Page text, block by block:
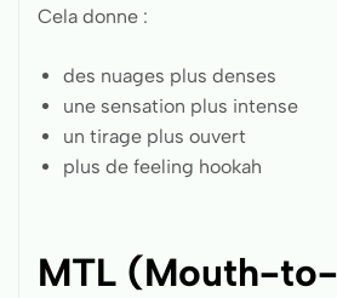
Cela donne :
des nuages plus denses
une sensation plus intense
un tirage plus ouvert
plus de feeling hookah
MTL (Mouth-